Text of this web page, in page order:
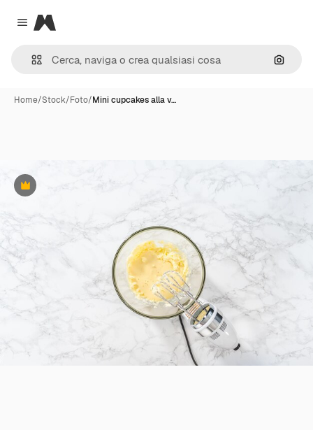
Close menu
Magnific
Cerca
Home/Stock/Foto/Mini cupcakes alla v…
Premium